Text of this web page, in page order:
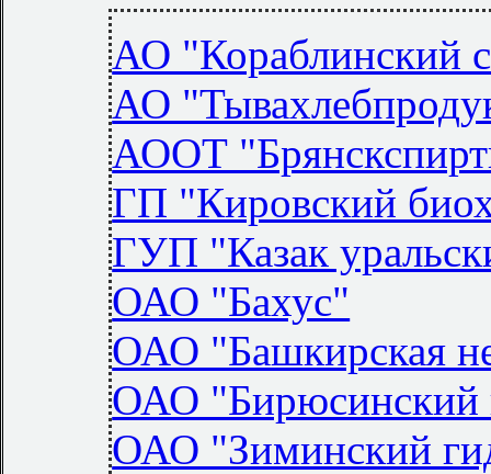
АО "Кораблинский
АО
АООТ
ГП "Кировский
ГУП "Казак
ОАО "Бахус"
ОАО "Башкирская
ОАО "Бирюсинский
ОАО "Зиминский